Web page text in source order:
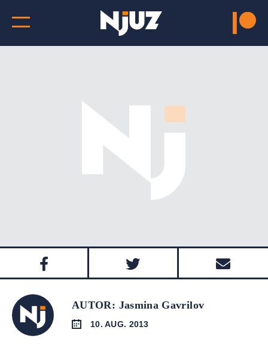
AUTOR: Jasmina Gavrilov
10. AUG. 2013